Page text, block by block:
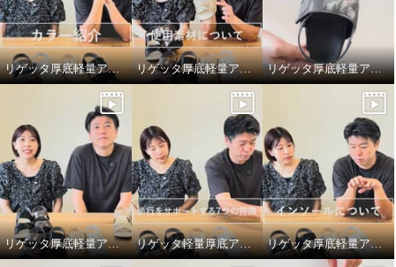
リゲッタ厚底軽量アーチサポートサンダルのカラーバリエーション リゲッタ厚底軽量アーチサポートサンダルの大人っぽいメタリック使い リゲッタ厚底軽量アーチサポートサンダルのサイズの選び方
リゲッタ厚底軽量アーチサポートサンダルの足が綺麗に見える工夫について リゲッタ軽量厚底アーチサポートサンダルの歩行をサポートする7つの特徴 リゲッタ厚底軽量アーチサポートサンダルの前後で弾力の違うもちもちインソールについて